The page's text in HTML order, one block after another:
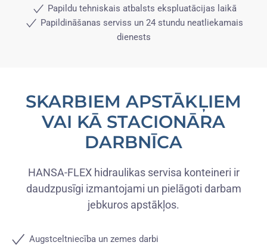
Papildu tehniskais atbalsts ekspluatācijas laikā
Papildināšanas serviss un 24 stundu neatliekamais
dienests
SKARBIEM APSTĀKĻIEM
VAI KĀ STACIONĀRA
DARBNĪCA
HANSA-FLEX hidraulikas servisa konteineri ir
daudzpusīgi izmantojami un pielāgoti darbam
jebkuros apstākļos.
Augstceltniecība un zemes darbi